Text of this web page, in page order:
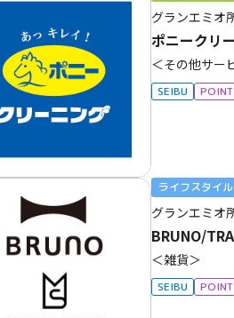
グランエミオ
ポニークリ
＜その他サー
SEIBU POINT
ライフスタイル
グランエミオ
BRUNO/
＜雑貨＞
SEIBU POINT